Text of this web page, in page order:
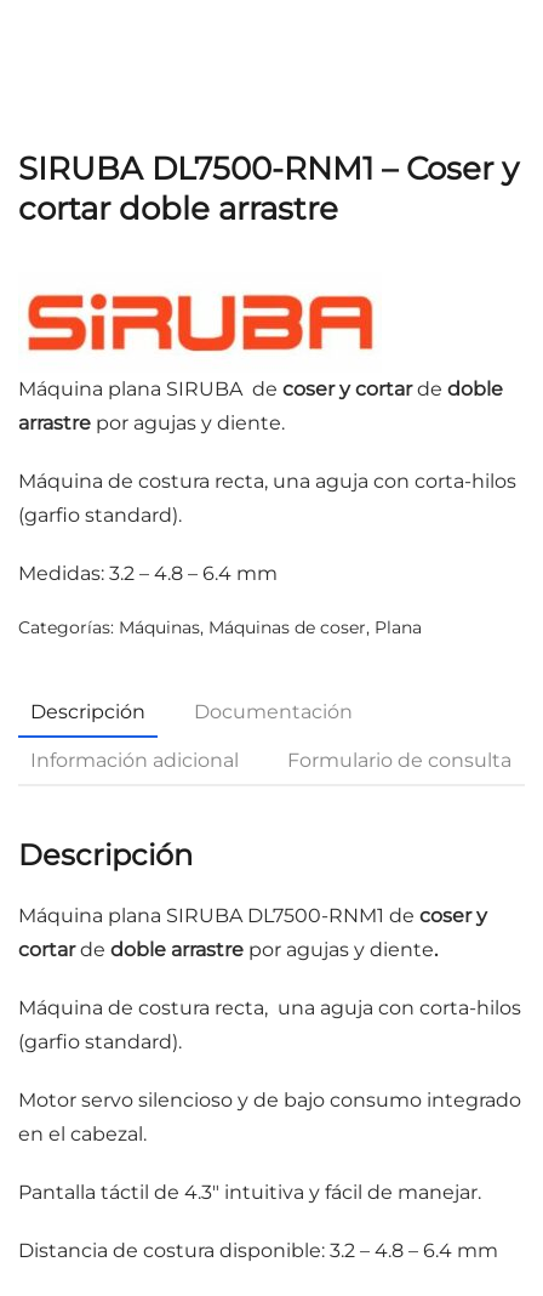
SIRUBA DL7500-RNM1 – Coser y
cortar doble arrastre
Máquina plana SIRUBA de coser y cortarde doble
arrastre por agujas y diente.
Máquina de costura recta, una aguja con corta-hilos
(garfio standard).
Medidas: 3.2 – 4.8 – 6.4 mm
Categorías: Máquinas, Máquinas de coser, Plana
Descripción Documentación
Información adicional Formulario de consulta
Descripción
Máquina plana SIRUBA DL7500-RNM1 de coser y
cortarde doble arrastre por agujas y diente.
Máquina de costura recta, una aguja con corta-hilos
(garfio standard).
Motor servo silencioso y de bajo consumo integrado
en el cabezal.
Pantalla táctil de 4.3″ intuitiva y fácil de manejar.
Distancia de costura disponible: 3.2 – 4.8 – 6.4 mm